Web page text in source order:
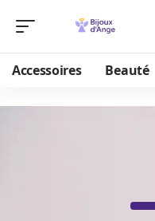
Accessoires Beauté